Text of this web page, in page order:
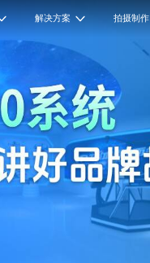
解决方案 拍摄制作